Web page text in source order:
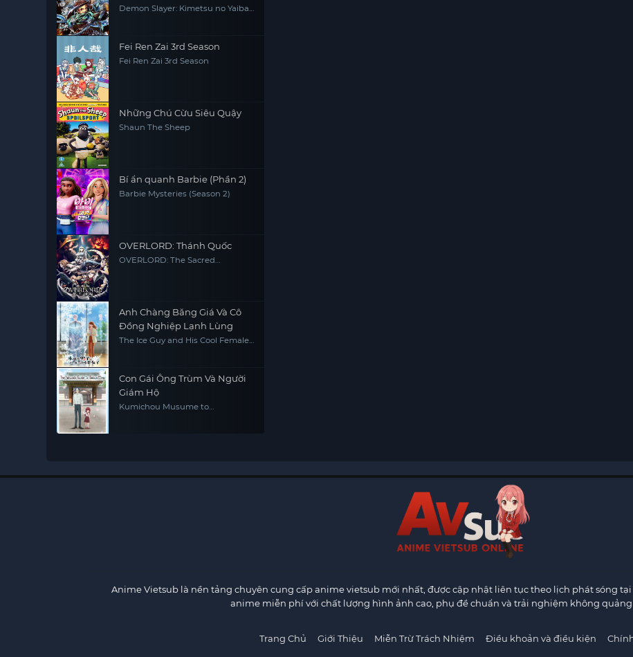
Demon Slayer: Kimetsu no Yaiba
Fei Ren Zai 3rd Season
Fei Ren Zai 3rd Season
Những Chú Cừu Siêu Quậy
Shaun The Sheep
Bí ẩn quanh Barbie (Phần 2)
Barbie Mysteries (Season 2)
OVERLORD: Thánh Quốc
OVERLORD: The Sacred
Anh Chàng Băng Giá Và Cô
Đồng Nghiệp Lạnh Lùng
The Ice Guy and His Cool Female
Con Gái Ông Trùm Và Người
Giám Hộ
Kumichou Musume to
Anime Vietsub là nền tảng chuyên cung cấp anime vietsub mới nhất, được cập nhật liên tục theo lịch phát sóng
anime miễn phí với chất lượng hình ảnh cao, phụ đề chuẩn và trải nghiệm không quảng
Trang Chủ Giới Thiệu Miễn Trừ Trách Nhiệm Điều khoản và điều kiện